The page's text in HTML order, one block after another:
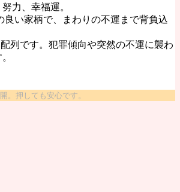
力、幸福運。
い家柄で、まわりの不運まで背負込
列です。犯罪傾向や突然の不運に襲わ
。押しても安心です。